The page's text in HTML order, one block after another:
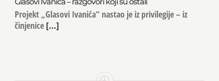
Projekt „Glasovi Ivanića“ nastao je iz privilegije – iz
činjenice [...]